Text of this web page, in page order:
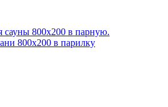
800х200 в парилку